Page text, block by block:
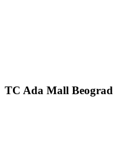
TC Ada Mall Beograd